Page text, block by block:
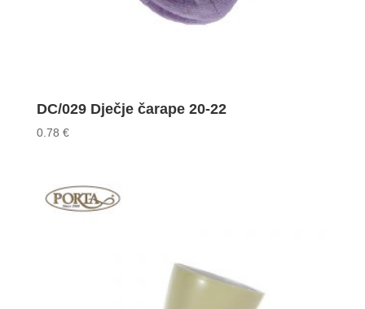
DC/029 Dječje čarape 20-22
0.78 €